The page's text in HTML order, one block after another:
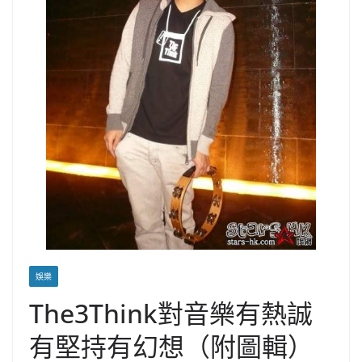
娛樂
The3Think對音樂有熱誠
有堅持有幻想（附圖輯）